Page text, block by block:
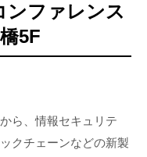
ファレンス
5F
ら、情報セキュリテ
クチェーンなどの新製